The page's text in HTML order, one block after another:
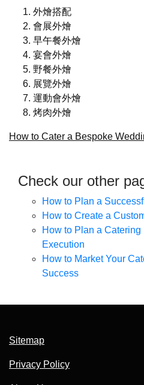
外燴搭配
會展外燴
早午餐外燴
宴會外燴
野餐外燴
展覽外燴
運動會外燴
烤肉外燴
How to Cater a Bespoke
Check our other
How to Plan a
How to Create a
How to Plan a
Execution
How to Market Your
Success
Sitemap
Privacy Policy